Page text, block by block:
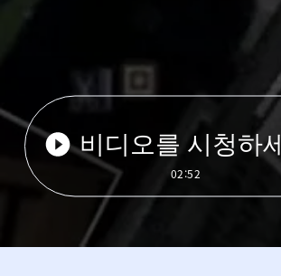
비디오를 시청하
02:52